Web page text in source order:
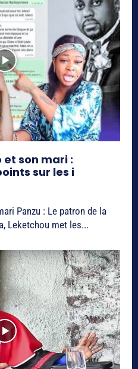
son mari :
sur les i
Panzu : Le patron de la
Leketchou met les...